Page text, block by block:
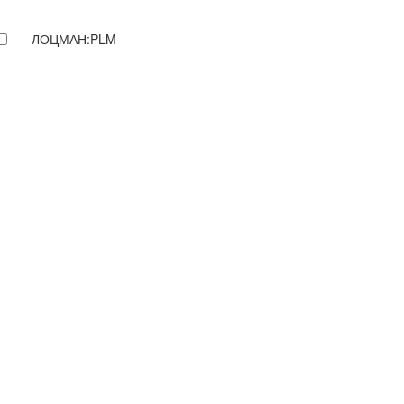
ЛОЦМАН:PLM